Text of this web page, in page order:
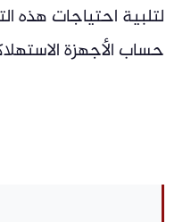
لتلبية احتياجات هذه
حساب الأجهزة